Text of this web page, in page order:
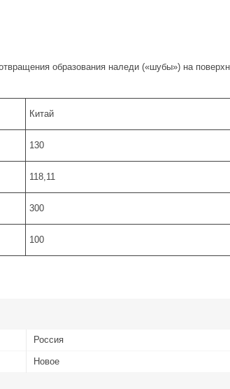
образования наледи («шубы») на
Китай
130
118,11
300
100
Россия
Новое